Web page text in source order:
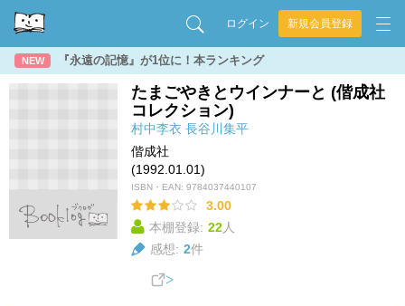
ログイン 新規会員登録
NEW 『永遠の記憶』が1位に！本ランキング
たまごやきとウインナーと (偕成社
コレクション)
村中李衣 長谷川集平
偕成社
(1992.01.01)
ISBN・EAN: 9784037440107
3.00
本棚登録: 22人
感想: 2件